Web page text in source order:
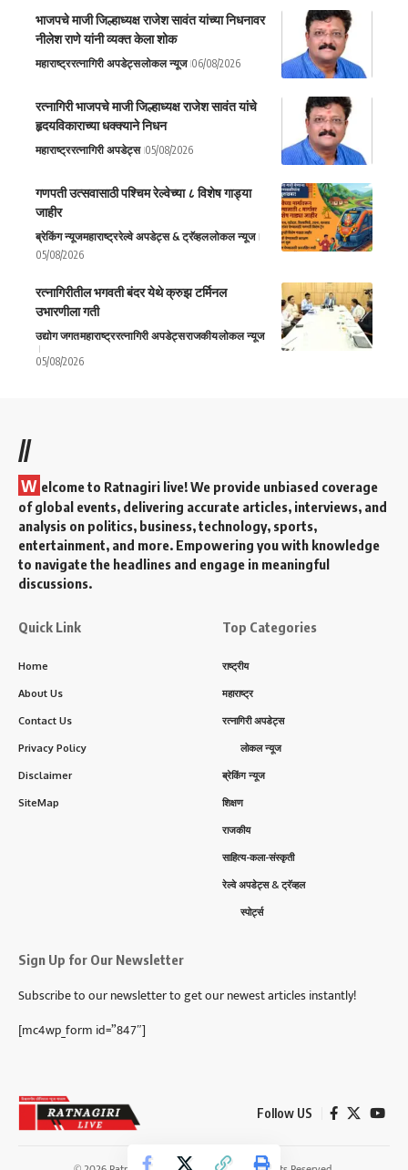
भाजपचे माजी जिल्हाध्यक्ष राजेश सावंत यांच्या निधनावर
नीलेश राणे यांनी व्यक्त केला शोक
महाराष्ट्ररत्नागिरी अपडेट्सलोकल न्यूज 06/08/2026
रत्नागिरी भाजपचे माजी जिल्हाध्यक्ष राजेश सावंत यांचे
हृदयविकाराच्या धक्क्याने निधन
महाराष्ट्ररत्नागिरी अपडेट्स 05/08/2026
गणपती उत्सवासाठी पश्चिम रेल्वेच्या ८ विशेष गाड्या
जाहीर
ब्रेकिंग न्यूजमहाराष्ट्ररेल्वे अपडेट्स & ट्रॅव्हललोकल न्यूज
05/08/2026
रत्नागिरीतील भगवती बंदर येथे क्रुझ टर्मिनल
उभारणीला गती
उद्योग जगतमहाराष्ट्ररत्नागिरी अपडेट्सराजकीयलोकल न्यूज
05/08/2026
//
W elcome to Ratnagiri live! We provide unbiased coverage
of global events, delivering accurate articles, interviews, and
analysis on politics, business, technology, sports,
entertainment, and more. Empowering you with knowledge
to navigate the headlines and engage in meaningful
discussions.
Quick Link
Home
About Us
Contact Us
Privacy Policy
Disclaimer
SiteMap
Top Categories
राष्ट्रीय
महाराष्ट्र
रत्नागिरी अपडेट्स
लोकल न्यूज
ब्रेकिंग न्यूज
शिक्षण
राजकीय
साहित्य-कला-संस्कृती
रेल्वे अपडेट्स & ट्रॅव्हल
स्पोर्ट्स
Sign Up for Our Newsletter
Subscribe to our newsletter to get our newest articles instantly!
[mc4wp_form id=”847″]
Follow US